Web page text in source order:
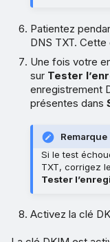
Patientez
DNS TXT. Cette
Une fois votre
sur Tester
enregistrement
présentes dans
Remarque
Si le test
TXT, corrigez
Tester
Activez la clé